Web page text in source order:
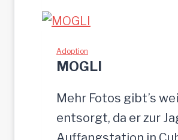
Adoption
MOGLI
Mehr Fotos gibt’s
entsorgt, da er zur